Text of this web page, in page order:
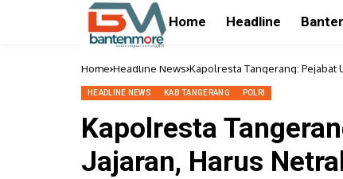
Home Headline
Home Headline News Kapolresta Tangerang: Pejabat
HEADLINE NEWS KAB TANGERANG POLRI
Kapolresta
Jajaran, Harus